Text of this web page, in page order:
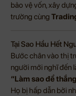
bảo vệ vốn, xây
trường cùng
Tại Sao Hầu Hết
Bước chân vào thị
người mới nghĩ đến
“Làm sao để
Họ bị hấp dẫn bởi